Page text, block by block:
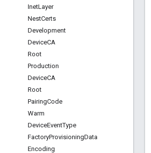
InetLayer
NestCerts
Development
DeviceCA
Root
Production
DeviceCA
Root
PairingCode
Warm
DeviceEventType
FactoryProvisioningData
Encoding